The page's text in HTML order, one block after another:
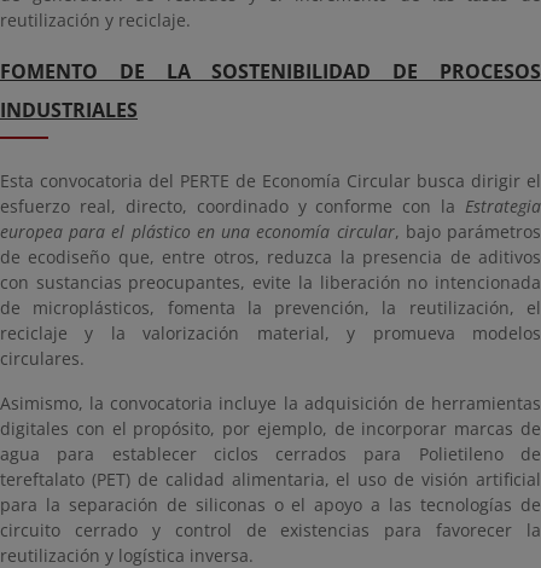
reutilización y reciclaje.
FOMENTO DE LA SOSTENIBILIDAD DE PROCESOS
INDUSTRIALES
Esta convocatoria del PERTE de Economía Circular busca dirigir el
esfuerzo real, directo, coordinado y conforme con la Estrategia
europea para el plástico en una economía circular, bajo parámetros
de ecodiseño que, entre otros, reduzca la presencia de aditivos
con sustancias preocupantes, evite la liberación no intencionada
de microplásticos, fomenta la prevención, la reutilización, el
reciclaje y la valorización material, y promueva modelos
circulares.
Asimismo, la convocatoria incluye la adquisición de herramientas
digitales con el propósito, por ejemplo, de incorporar marcas de
agua para establecer ciclos cerrados para Polietileno de
tereftalato (PET) de calidad alimentaria, el uso de visión artificial
para la separación de siliconas o el apoyo a las tecnologías de
circuito cerrado y control de existencias para favorecer la
reutilización y logística inversa.